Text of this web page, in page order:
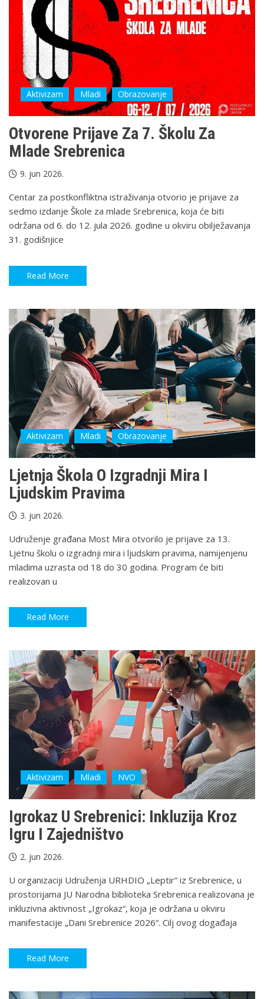
Aktivizam Mladi Obrazovanje
Otvorene Prijave Za 7. Školu Za
Mlade Srebrenica
9. jun 2026.
Centar za postkonfliktna istraživanja otvorio je prijave za
sedmo izdanje Škole za mlade Srebrenica, koja će biti
održana od 6. do 12. jula 2026. godine u okviru obilježavanja
31. godišnjice
Read More
Aktivizam Mladi Obrazovanje
Ljetnja Škola O Izgradnji Mira I
Ljudskim Pravima
3. jun 2026.
Udruženje građana Most Mira otvorilo je prijave za 13.
Ljetnu školu o izgradnji mira i ljudskim pravima, namijenjenu
mladima uzrasta od 18 do 30 godina. Program će biti
realizovan u
Read More
Aktivizam Mladi NVO
Igrokaz U Srebrenici: Inkluzija Kroz
Igru I Zajedništvo
2. jun 2026.
U organizaciji Udruženja URHDIO „Leptir“ iz Srebrenice, u
prostorijama JU Narodna biblioteka Srebrenica realizovana je
inkluzivna aktivnost „Igrokaz“, koja je održana u okviru
manifestacije „Dani Srebrenice 2026“. Cilj ovog događaja
Read More